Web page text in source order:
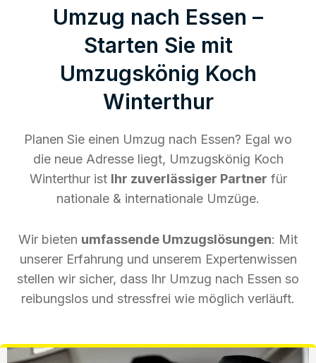
Umzug nach Essen –
Starten Sie mit
Umzugskönig Koch
Winterthur
Planen Sie einen Umzug nach Essen? Egal wo
die neue Adresse liegt, Umzugskönig Koch
Winterthur ist Ihr zuverlässiger Partner für
nationale & internationale Umzüge.
Wir bieten umfassende Umzugslösungen: Mit
unserer Erfahrung und unserem Expertenwissen
stellen wir sicher, dass Ihr Umzug nach Essen so
reibungslos und stressfrei wie möglich verläuft.